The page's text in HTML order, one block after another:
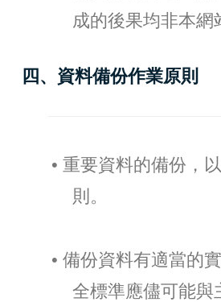
成的後果均非本網
四、資料備份作業原則
• 重要資料的備份，
則。
• 備份資料有適當的
全標準應儘可能與